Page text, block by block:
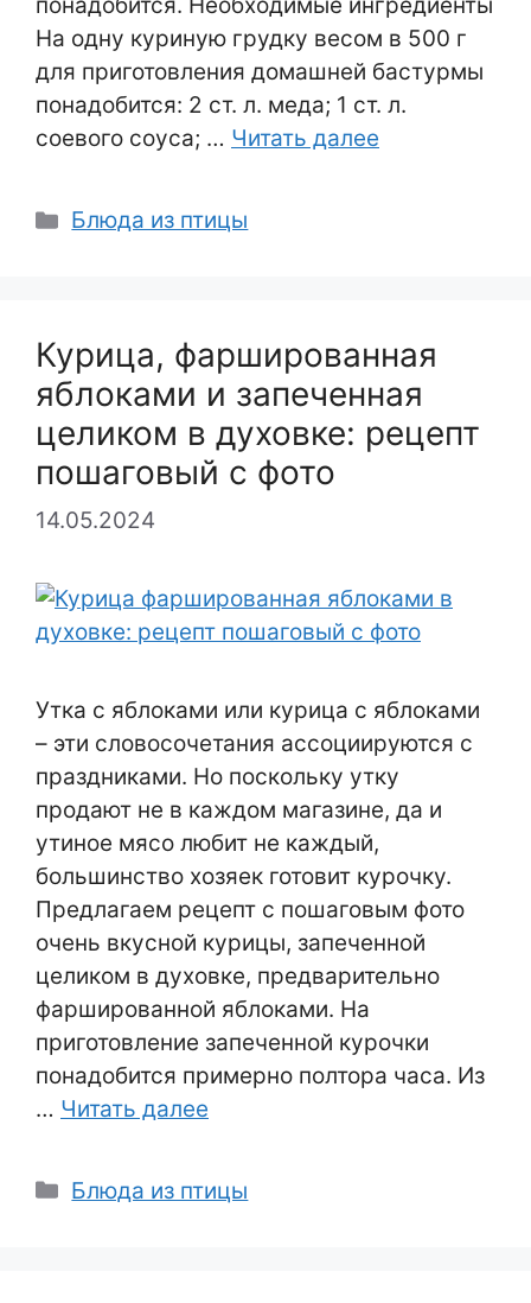
понадобится. Необходимые ингредиенты
На одну куриную грудку весом в 500 г
для приготовления домашней бастурмы
понадобится: 2 ст. л. меда; 1 ст. л.
соевого соуса; … Читать далее
Рубрики
Блюда из птицы
Курица, фаршированная
яблоками и запеченная
целиком в духовке: рецепт
пошаговый с фото
14.05.2024
Утка с яблоками или курица с яблоками
– эти словосочетания ассоциируются с
праздниками. Но поскольку утку
продают не в каждом магазине, да и
утиное мясо любит не каждый,
большинство хозяек готовит курочку.
Предлагаем рецепт с пошаговым фото
очень вкусной курицы, запеченной
целиком в духовке, предварительно
фаршированной яблоками. На
приготовление запеченной курочки
понадобится примерно полтора часа. Из
… Читать далее
Рубрики
Блюда из птицы